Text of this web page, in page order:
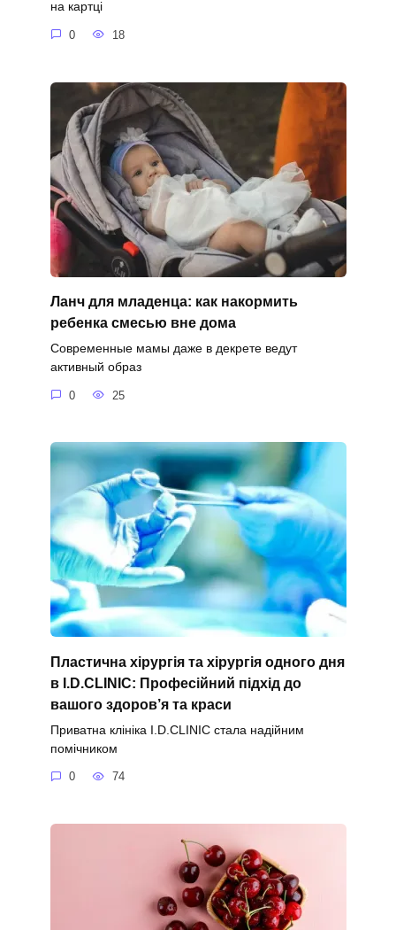
на картці
0 18
Ланч для младенца: как накормить
ребенка смесью вне дома
Современные мамы даже в декрете ведут
активный образ
0 25
Пластична хірургія та хірургія одного дня
в I.D.CLINIC: Професійний підхід до
вашого здоров’я та краси
Приватна клініка I.D.CLINIC стала надійним
помічником
0 74